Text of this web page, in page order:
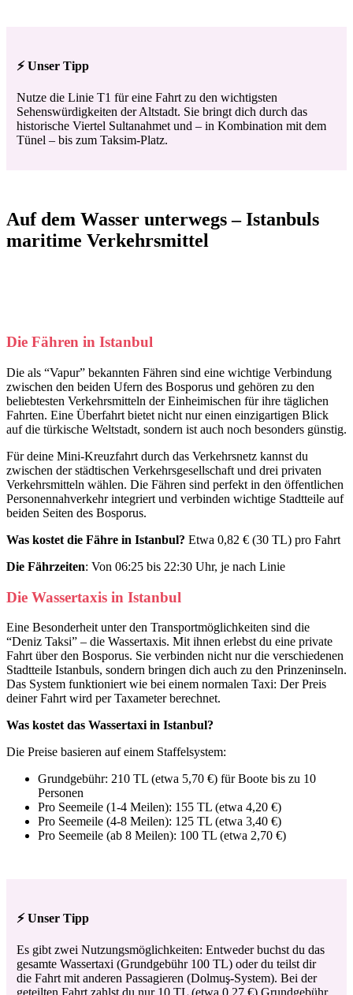
⚡ Unser Tipp
Nutze die Linie T1 für eine Fahrt zu den wichtigsten
Sehenswürdigkeiten der Altstadt. Sie bringt dich durch das
historische Viertel Sultanahmet und – in Kombination mit dem
Tünel – bis zum Taksim-Platz.
Auf dem Wasser unterwegs – Istanbuls
maritime Verkehrsmittel
Die Fähren in Istanbul
Die als “Vapur” bekannten Fähren sind eine wichtige Verbindung
zwischen den beiden Ufern des Bosporus und gehören zu den
beliebtesten Verkehrsmitteln der Einheimischen für ihre täglichen
Fahrten. Eine Überfahrt bietet nicht nur einen einzigartigen Blick
auf die türkische Weltstadt, sondern ist auch noch besonders günstig.
Für deine Mini-Kreuzfahrt durch das Verkehrsnetz kannst du
zwischen der städtischen Verkehrsgesellschaft und drei privaten
Verkehrsmitteln wählen. Die Fähren sind perfekt in den öffentlichen
Personennahverkehr integriert und verbinden wichtige Stadtteile auf
beiden Seiten des Bosporus.
Was kostet die Fähre in Istanbul? Etwa 0,82 € (30 TL) pro Fahrt
Die Fährzeiten: Von 06:25 bis 22:30 Uhr, je nach Linie
Die Wassertaxis in Istanbul
Eine Besonderheit unter den Transportmöglichkeiten sind die
“Deniz Taksi” – die Wassertaxis. Mit ihnen erlebst du eine private
Fahrt über den Bosporus. Sie verbinden nicht nur die verschiedenen
Stadtteile Istanbuls, sondern bringen dich auch zu den Prinzeninseln.
Das System funktioniert wie bei einem normalen Taxi: Der Preis
deiner Fahrt wird per Taxameter berechnet.
Was kostet das Wassertaxi in Istanbul?
Die Preise basieren auf einem Staffelsystem:
Grundgebühr: 210 TL (etwa 5,70 €) für Boote bis zu 10
Personen
Pro Seemeile (1-4 Meilen): 155 TL (etwa 4,20 €)
Pro Seemeile (4-8 Meilen): 125 TL (etwa 3,40 €)
Pro Seemeile (ab 8 Meilen): 100 TL (etwa 2,70 €)
⚡ Unser Tipp
Es gibt zwei Nutzungsmöglichkeiten: Entweder buchst du das
gesamte Wassertaxi (Grundgebühr 100 TL) oder du teilst dir
die Fahrt mit anderen Passagieren (Dolmuş-System). Bei der
geteilten Fahrt zahlst du nur 10 TL (etwa 0,27 €) Grundgebühr